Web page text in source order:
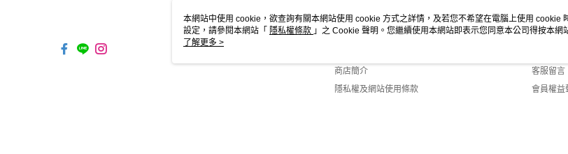
關於我們
商店簡介
隱私權及網站使用條款
客服資
客服留言
會員權益
本網站中使用 cookie，欲查詢有關本網站使用 cookie 方式之詳情，及若您不希望在電腦上使用 cookie
設定，請參閱本網站「 隱私權條款 」之 Cookie 聲明。您繼續使用本網站即表示您同意本公司得按本網
使用 cookie。
了解更多 >